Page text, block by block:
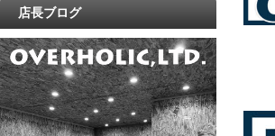
店長ブログ